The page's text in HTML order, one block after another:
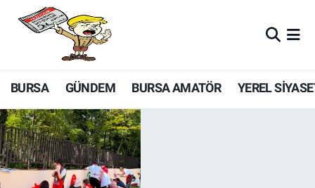
BURSA GÜNDEM BURSA AMATÖR YEREL